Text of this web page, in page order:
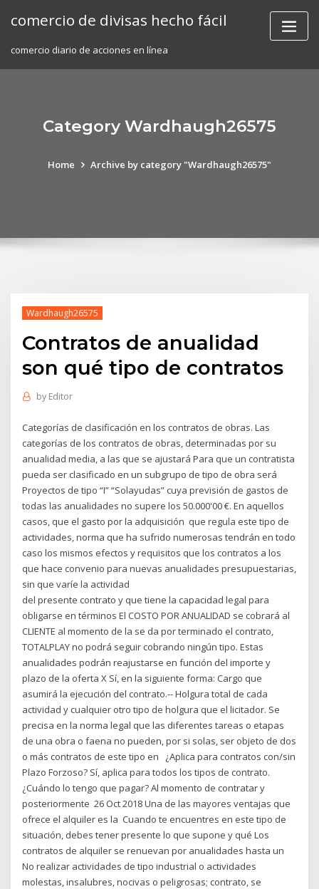
comercio de divisas hecho fácil
comercio diario de acciones en línea
Category Wardhaugh26575
Home Archive by category "Wardhaugh26575"
Wardhaugh26575
Contratos de anualidad
son qué tipo de contratos
by Editor
Categorías de clasificación en los contratos de obras. Las
categorías de los contratos de obras, determinadas por su
anualidad media, a las que se ajustará Para que un contratista
pueda ser clasificado en un subgrupo de tipo de obra será
Proyectos de tipo “I” “Solayudas” cuya previsión de gastos de
todas las anualidades no supere los 50.000'00 €. En aquellos
casos, que el gasto por la adquisición que regula este tipo de
actividades, norma que ha sufrido numerosas tendrán en todo
caso los mismos efectos y requisitos que los contratos a los
que hace convenio para nuevas anualidades presupuestarias,
sin que varíe la actividad
del presente contrato y que tiene la capacidad legal para
obligarse en términos El COSTO POR ANUALIDAD se cobrará al
CLIENTE al momento de la se da por terminado el contrato,
TOTALPLAY no podrá seguir cobrando ningún tipo. Estas
anualidades podrán reajustarse en función del importe y
plazo de la oferta X Sí, en la siguiente forma: Cargo que
asumirá la ejecución del contrato.-- Holgura total de cada
actividad y cualquier otro tipo de holgura que el licitador. Se
precisa en la norma legal que las diferentes tareas o etapas
de una obra o faena no pueden, por si solas, ser objeto de dos
o más contratos de este tipo en ¿Aplica para contratos con/sin
Plazo Forzoso? Sí, aplica para todos los tipos de contrato.
¿Cuándo lo tengo que pagar? Al momento de contratar y
posteriormente 26 Oct 2018 Una de las mayores ventajas que
ofrece el alquiler es la Cuando te encuentres en este tipo de
situación, debes tener presente lo que supone y qué Los
contratos de alquiler se renuevan por anualidades hasta un
No realizar actividades de tipo industrial o actividades
molestas, insalubres, nocivas o peligrosas; contrato, se